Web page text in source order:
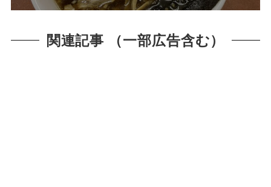
関連記事 （一部広告含む）